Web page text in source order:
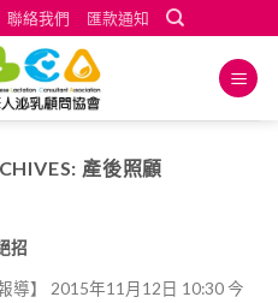
聯絡我們 匯款通知
產後照顧
招
導】 2015年11月12日 10:30 今